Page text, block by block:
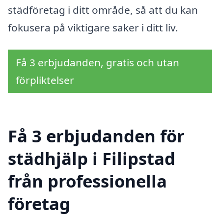
städföretag i ditt område, så att du kan
fokusera på viktigare saker i ditt liv.
Få 3 erbjudanden, gratis och utan
förpliktelser
Få 3 erbjudanden för
städhjälp i Filipstad
från professionella
företag